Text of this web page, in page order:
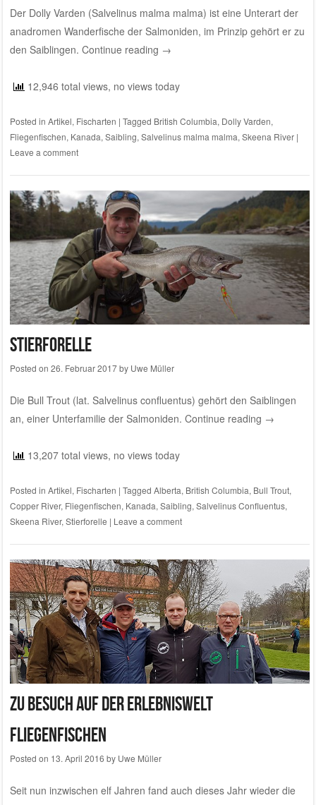
Der Dolly Varden (Salvelinus malma malma) ist eine Unterart der
anadromen Wanderfische der Salmoniden, im Prinzip gehört er zu
den Saiblingen. Continue reading →
12,946 total views, no views today
Posted in Artikel, Fischarten | Tagged British Columbia, Dolly Varden,
Fliegenfischen, Kanada, Saibling, Salvelinus malma malma, Skeena River |
Leave a comment
Stierforelle
Posted on 26. Februar 2017by Uwe Müller
Die Bull Trout (lat. Salvelinus confluentus) gehört den Saiblingen
an, einer Unterfamilie der Salmoniden. Continue reading →
13,207 total views, no views today
Posted in Artikel, Fischarten | Tagged Alberta, British Columbia, Bull Trout,
Copper River, Fliegenfischen, Kanada, Saibling, Salvelinus Confluentus,
Skeena River, Stierforelle | Leave a comment
Zu Besuch auf der Erlebniswelt
Fliegenfischen
Posted on 13. April 2016 by Uwe Müller
Seit nun inzwischen elf Jahren fand auch dieses Jahr wieder die